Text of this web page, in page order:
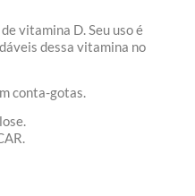
vitamina D. Seu uso é
dessa vitamina no
conta-gotas.